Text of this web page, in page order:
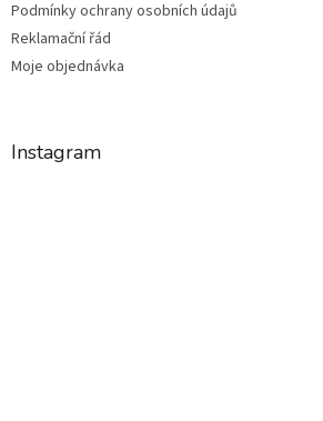
Podmínky ochrany osobních údajů
Reklamační řád
Moje objednávka
Instagram